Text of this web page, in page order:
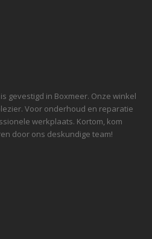
gevestigd in Boxmeer. Onze winkel
Voor onderhoud en reparatie
werkplaats. Kortom, kom
door ons deskundige team!